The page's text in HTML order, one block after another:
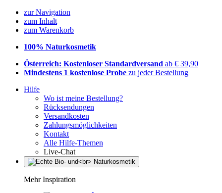
zur Navigation
zum Inhalt
zum Warenkorb
100% Naturkosmetik
Österreich: Kostenloser Standardversand ab € 39,90
Mindestens 1 kostenlose Probe zu jeder Bestellung
Hilfe
Wo ist meine Bestellung?
Rücksendungen
Versandkosten
Zahlungsmöglichkeiten
Kontakt
Alle Hilfe-Themen
Live-Chat
Mehr Inspiration